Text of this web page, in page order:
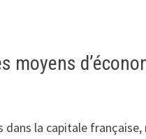
moyens
dans la capitale française,